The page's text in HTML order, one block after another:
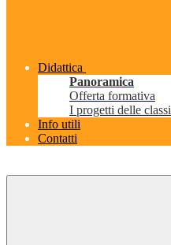
Didattica
Panoramica
Offerta formativa
I progetti delle classi
Info utili
Contatti